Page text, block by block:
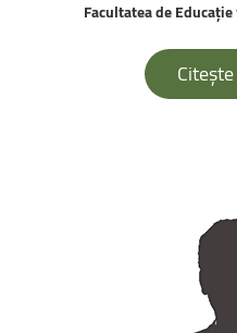
Facultatea de